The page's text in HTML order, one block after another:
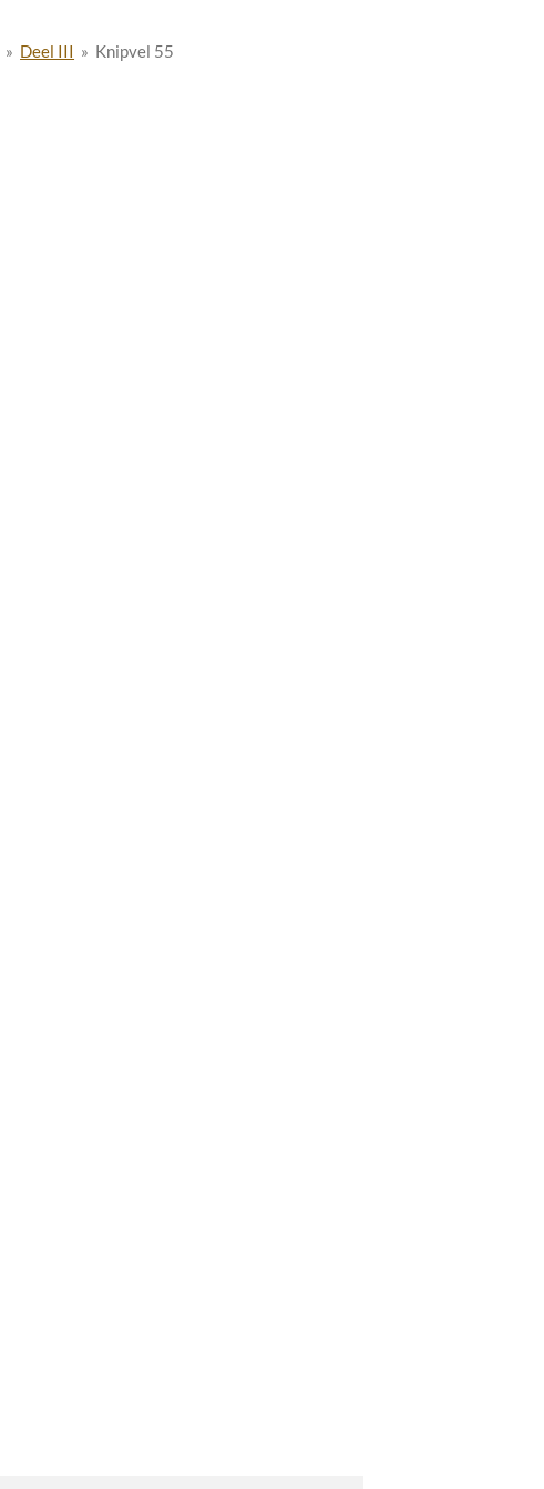
» Deel III » Knipvel 55